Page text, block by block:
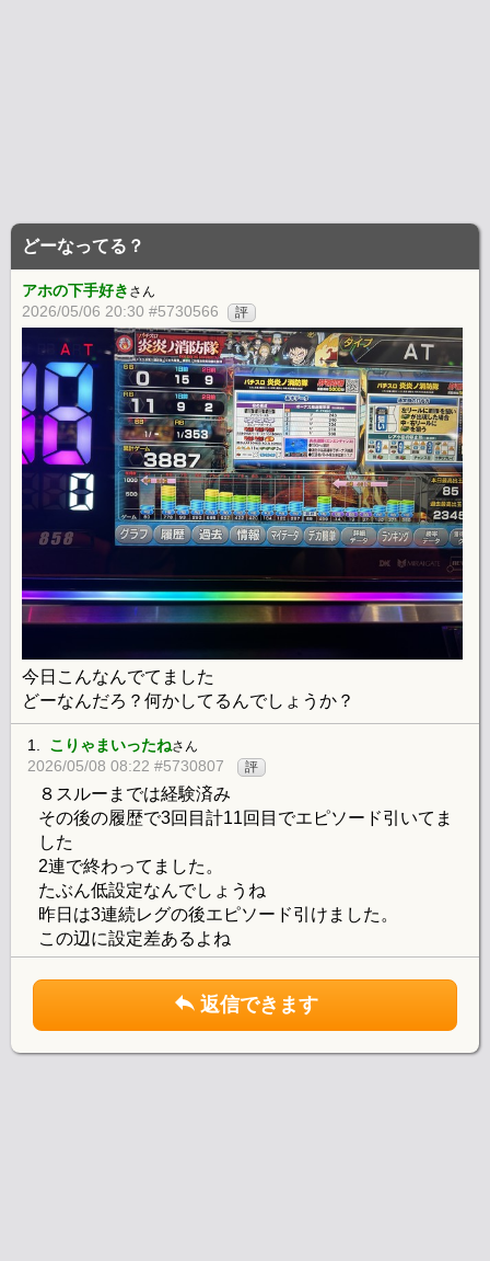
どーなってる？
アホの下手好き さん
2026/05/06 20:30 #5730566 評
今日こんなんでてました
どーなんだろ？何かしてるんでしょうか？
1. こりゃまいったねさん
2026/05/08 08:22 #5730807 評
８スルーまでは経験済み
その後の履歴で3回目計11回目でエピソード引いてま
した
2連で終わってました。
たぶん低設定なんでしょうね
昨日は3連続レグの後エピソード引けました。
この辺に設定差あるよね
返信できます